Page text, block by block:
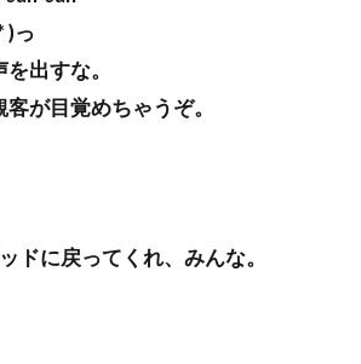
)っ
出すな。
が目覚めちゃうぞ。
ドに戻ってくれ、みんな。